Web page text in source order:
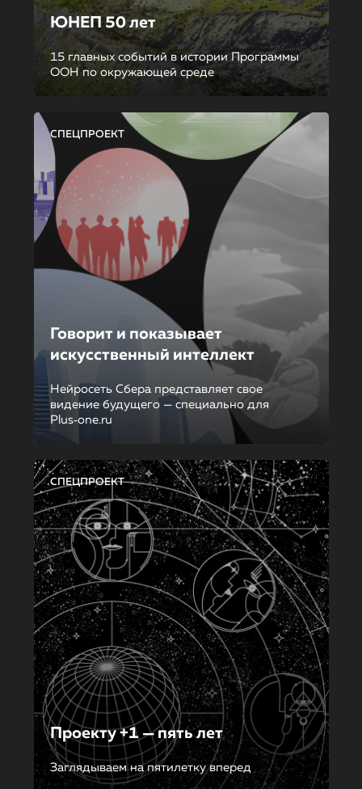
ЮНЕП 50 лет
15 главных событий в истории Программы
ООН по окружающей среде
СПЕЦПРОЕКТ
Говорит и показывает
искусственный интеллект
Нейросеть Сбера представляет свое
видение будущего — специально для
Plus‑one.ru
СПЕЦПРОЕКТ
Проекту +1 — пять лет
Заглядываем на пятилетку вперед